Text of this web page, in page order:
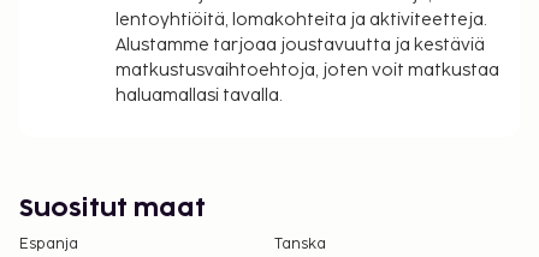
Tässä on mainittu kaikki majoituspaikan meille
ilmoittamat maksut.
Lemmikit: 5 EUR per lemmikki per yö
takuumaksut eivät välttämättä sisällä veroja, ja ne
saattavat muuttua.
lentoyhtiöitä, lomakohteita ja aktiviteetteja.
Alustamme tarjoaa joustavuutta ja kestäviä
matkustusvaihtoehtoja, joten voit matkustaa
haluamallasi tavalla.
Suositut maat
Espanja
Tanska